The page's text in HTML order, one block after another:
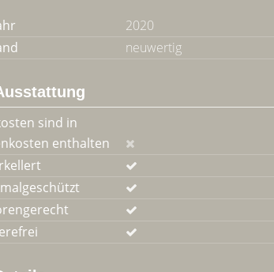
2020
neuwertig
sind in
enthalten